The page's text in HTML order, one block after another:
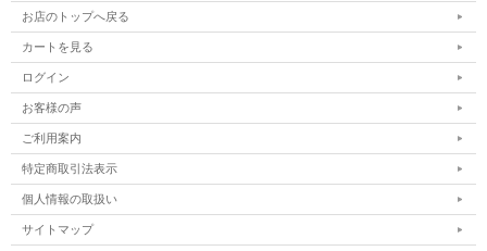
/お店のトップへ戻る
カートを見る
ログイン
お客様の声
ご利用案内
特定商取引法表示
個人情報の取扱い
サイトマップ